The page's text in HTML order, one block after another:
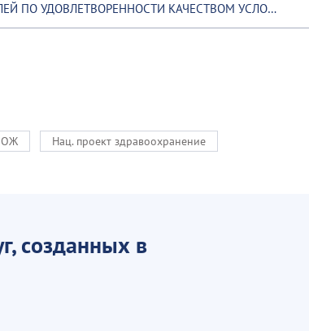
КАЧЕСТВОМ УСЛОВИЙ ОКАЗАНИЯ УСЛУГ, СОЗДАННЫХ В МЕДИЦИНСКИХ ОРГАНИЗАЦИЯХ
Нац. проект здравоохранение
созданных в